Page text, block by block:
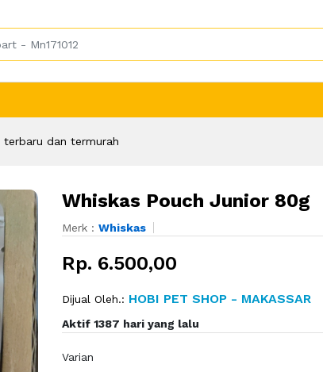
terbaru dan termurah
Whiskas Pouch Junior 80g
Merk : Whiskas
Rp. 6.500,00
Dijual Oleh.: HOBI PET SHOP - MAKASSAR
Aktif 1387 hari yang lalu
Varian